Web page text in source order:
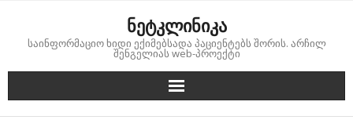
content
ნეტკლინიკა
საინფორმაციო ხიდი ექიმებსადა პაციენტებს შორის. არჩილ
შენგელიას web-პროექტი